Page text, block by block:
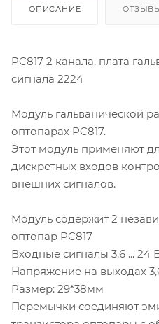
ОПИСАНИЕ
PC817 2 канала, плата
сигнала 2224
Модуль гальванической
оптопарах PC817.
Этот модуль применяют
дискретных входов
внешних сигналов.
Модуль содержит 2
оптопар PC817
Входные сигналы 3,6 ... 24
Напряжение на выходах
Размер: 29*38мм
Перемычки соединяют